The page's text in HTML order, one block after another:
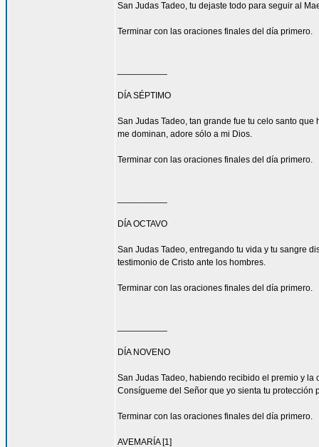
San Judas Tadeo, tu dejaste todo para seguir al
Terminar con las oraciones finales del día primero.
DÍA SÉPTIMO
San Judas Tadeo, tan grande fue tu celo santo
me dominan, adore sólo a mi Dios.
Terminar con las oraciones finales del día primero.
DÍA OCTAVO
San Judas Tadeo, entregando tu vida y tu sangre
testimonio de Cristo ante los hombres.
Terminar con las oraciones finales del día primero.
DÍA NOVENO
San Judas Tadeo, habiendo recibido el premio y
Consígueme del Señor que yo sienta tu
Terminar con las oraciones finales del día primero.
AVEMARÍA [1]